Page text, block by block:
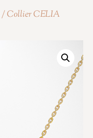
/ Collier CELIA